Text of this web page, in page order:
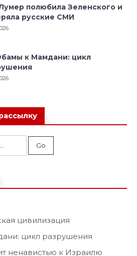
полюбила Зеленского и
русские СМИ
к Мамдани: цикл
цивилизация
цикл разрушения
ненавистью к Израилю